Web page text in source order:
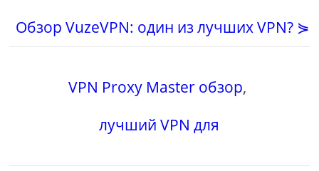
Обзор VuzeVPN: один из лучших VPN? ⋟
VPN Proxy Master обзор,
лучший VPN для